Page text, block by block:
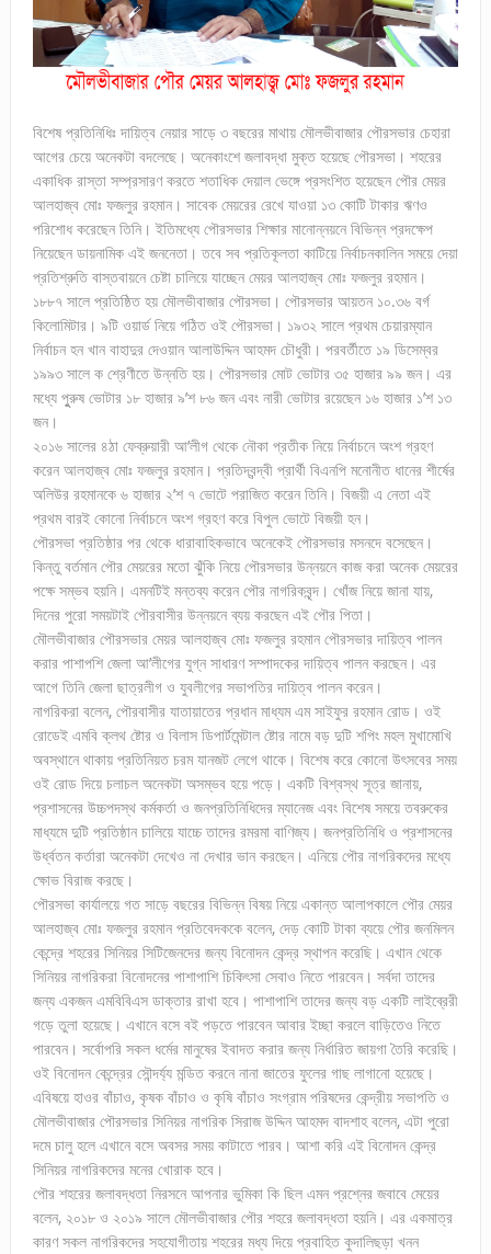
বিশেষ প্রতিনিধিঃ দায়িত্ব নেয়ার সাড়ে ৩ বছরের মাথায় মৌলভীবাজার পৌরসভার চেহারা
আগের চেয়ে অনেকটা বদলেছে। অনেকাংশে জলাবদ্ধা মুক্ত হয়েছে পৌরসভা। শহরের
একাধিক রাস্তা সম্প্রসারণ করতে শতাধিক দেয়াল ভেঙ্গে প্রসংশিত হয়েছেন পৌর মেয়র
আলহাজ্ব মোঃ ফজলুর রহমান। সাবেক মেয়রের রেখে যাওয়া ১৩ কোটি টাকার ঋণও
পরিশোধ করেছেন তিনি। ইতিমধ্যে পৌরসভার শিক্ষার মানোন্নয়নে বিভিন্ন প্রদক্ষেপ
নিয়েছেন ডায়নামিক এই জননেতা। তবে সব প্রতিকূলতা কাটিয়ে নির্বাচনকালিন সময়ে দেয়া
প্রতিশ্রুতি বাস্তবায়নে চেষ্টা চালিয়ে যাচ্ছেন মেয়র আলহাজ্ব মোঃ ফজলুর রহমান।
১৮৮৭ সালে প্রতিষ্ঠিত হয় মৌলভীবাজার পৌরসভা। পৌরসভার আয়তন ১০.৩৬ বর্গ
কিলোমিটার। ৯টি ওয়ার্ড নিয়ে গঠিত ওই পৌরসভা। ১৯৩২ সালে প্রথম চেয়ারম্যান
নির্বাচন হন খান বাহাদুর দেওয়ান আলাউদ্দিন আহমদ চৌধুরী। পরবর্তীতে ১৯ ডিসেম্বর
১৯৯৩ সালে ক শ্রেণীতে উন্নতি হয়। পৌরসভার মোট ভোটার ৩৫ হাজার ৯৯ জন। এর
মধ্যে পুুরুষ ভোটার ১৮ হাজার ৯’শ ৮৬ জন এবং নারী ভোটার রয়েছেন ১৬ হাজার ১’শ ১৩
জন।
২০১৬ সালের ৪ঠা ফেব্রুয়ারী আ’লীগ থেকে নৌকা প্রতীক নিয়ে নির্বাচনে অংশ গ্রহণ
করেন আলহাজ্ব মোঃ ফজলুর রহমান। প্রতিদ্বন্দ্বী প্রার্থী বিএনপি মনোনীত ধানের শীর্ষের
অলিউর রহমানকে ৬ হাজার ২’শ ৭ ভোটে পরাজিত করেন তিনি। বিজয়ী এ নেতা এই
প্রথম বারই কোনো নির্বাচনে অংশ গ্রহণ করে বিপুল ভোটে বিজয়ী হন।
পৌরসভা প্রতিষ্ঠার পর থেকে ধারাবাহিকভাবে অনেকেই পৌরসভার মসনদে বসেছেন।
কিন্তু বর্তমান পৌর মেয়রের মতো ঝুঁকি নিয়ে পৌরসভার উন্নয়নে কাজ করা অনেক মেয়রের
পক্ষে সম্ভব হয়নি। এমনটিই মন্তব্য করেন পৌর নাগরিকবৃন্দ। খোঁজ নিয়ে জানা যায়,
দিনের পুরো সময়টাই পৌরবাসীর উন্নয়নে ব্যয় করছেন এই পৌর পিতা।
মৌলভীবাজার পৌরসভার মেয়র আলহাজ্ব মোঃ ফজলুর রহমান পৌরসভার দায়িত্ব পালন
করার পাশাপশি জেলা আ’লীগের যুগ্ন সাধারণ সম্পাদকের দায়িত্ব পালন করছেন। এর
আগে তিনি জেলা ছাত্রলীগ ও যুবলীগের সভাপতির দায়িত্ব পালন করেন।
নাগরিকরা বলেন, পৌরবাসীর যাতায়াতের প্রধান মাধ্যম এম সাইফুর রহমান রোড। ওই
রোডেই এমবি ক্লথ ষ্টোর ও বিলাস ডিপার্টমেন্টাল ষ্টোর নামে বড় দুটি শপিং মহল মুখামোখি
অবস্থানে থাকায় প্রতিনিয়ত চরম যানজট লেগে থাকে। বিশেষ করে কোনো উৎসবের সময়
ওই রোড দিয়ে চলাচল অনেকটা অসম্ভব হয়ে পড়ে। একটি বিশ্বস্থ সূত্র জানায়,
প্রশাসনের উচ্চপদস্থ কর্মকর্তা ও জনপ্রতিনিধিদের ম্যানেজ এবং বিশেষ সময়ে তবরুকের
মাধ্যমে দুটি প্রতিষ্ঠান চালিয়ে যাচ্চে তাদের রমরমা বাণিজ্য। জনপ্রতিনিধি ও প্রশাসনের
উর্ধ্বতন কর্তারা অনেকটা দেখেও না দেখার ভান করছেন। এনিয়ে পৌর নাগরিকদের মধ্যে
ক্ষোভ বিরাজ করছে।
পৌরসভা কার্যালয়ে গত সাড়ে বছরের বিভিন্ন বিষয় নিয়ে একান্ত আলাপকালে পৌর মেয়র
আলহাজ্ব মোঃ ফজলুর রহমান প্রতিবেদককে বলেন, দেড় কোটি টাকা ব্যয়ে পৌর জনমিলন
কেন্দ্রে শহরের সিনিয়র সিটিজেনদের জন্য বিনোদন কেন্দ্র স্থাপন করেছি। এখান থেকে
সিনিয়র নাগরিকরা বিনোদনের পাশাপাশি চিকিৎসা সেবাও নিতে পারবেন। সর্বদা তাদের
জন্য একজন এমবিবিএস ডাক্তার রাখা হবে। পাশাপাশি তাদের জন্য বড় একটি লাইব্রেরী
গড়ে তুলা হয়েছে। এখানে বসে বই পড়তে পারবেন আবার ইচ্ছা করলে বাড়িতেও নিতে
পারবেন। সর্বোপরি সকল ধর্মের মানুষের ইবাদত করার জন্য নির্ধারিত জায়গা তৈরি করেছি।
ওই বিনোদন কেন্দ্রের সৌন্দর্য্য মন্ডিত করনে নানা জাতের ফুলের গাছ লাগানো হয়েছে।
এবিষয়ে হাওর বাঁচাও, কৃষক বাঁচাও ও কৃষি বাঁচাও সংগ্রাম পরিষদের কেন্দ্রীয় সভাপতি ও
মৌলভীবাজার পৌরসভার সিনিয়র নাগরিক সিরাজ উদ্দিন আহমদ বাদশাহ বলেন, এটা পুরো
দমে চালু হলে এখানে বসে অবসর সময় কাটাতে পারব। আশা করি এই বিনোদন কেন্দ্র
সিনিয়র নাগরিকদের মনের খোরাক হবে।
পৌর শহরের জলাবদ্ধতা নিরসনে আপনার ভুমিকা কি ছিল এমন প্রশ্নের জবাবে মেয়ের
বলেন, ২০১৮ ও ২০১৯ সালে মৌলভীবাজার পৌর শহরে জলাবদ্ধতা হয়নি। এর একমাত্র
কারণ সকল নাগরিকদের সহযোগীতায় শহরের মধ্য দিয়ে প্রবাহিত কুদালিছড়া খনন